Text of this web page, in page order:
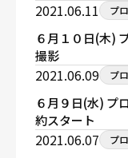
2021.06.11 プ
６月１０日(木)
撮影
2021.06.09 プ
６月９日(水) プ
約スタート
2021.06.07 プ